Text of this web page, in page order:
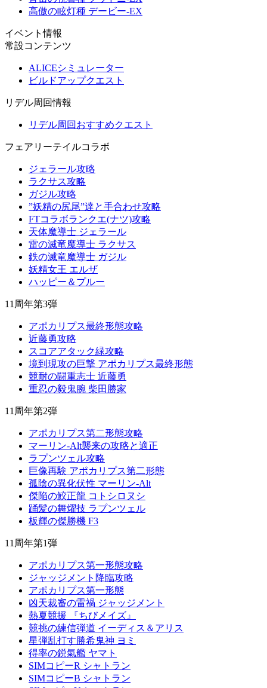
高傲の眩灯種 デービー-EX
イベント情報
常設コンテンツ
ALICEシミュレーター
ビルドアップクエスト
リデル周回情報
リデル周回おすすめクエスト
フェアリーテイルコラボ
ジェラール攻略
ラクサス攻略
ガジル攻略
”妖精の尻尾”達と手合わせ攻略
FTコラボランクエ(ナツ)攻略
天体魔導士 ジェラール
雷の滅竜魔導士 ラクサス
鉄の滅竜魔導士 ガジル
妖精女王 エルザ
ハッピー＆プルー
11周年第3弾
アポカリプス最終形態攻略
近藤勇攻略
スコアアタック緑攻略
境到現攻の巨撃 アポカリプス最終形態
競耐の闘重志士 近藤勇
重忍の毅鬼腕 柴田勝家
11周年第2弾
アポカリプス第二形態攻略
マーリン-Alt襲来の攻略と適正
ラプンツェル攻略
巨像再験 アポカリプス第二形態
孤陰の異化伏性 マーリン-Alt
傑陥の鮫正龍 コトシロヌシ
踊髪の舞燿技 ラプンツェル
板輝の傑勝機 F3
11周年第1弾
アポカリプス第一形態攻略
ジャッジメント降臨攻略
アポカリプス第一形態
凶天裁審の雷禍 ジャッジメント
熱夏競援 『ちびメイズ』
競挑の練信弾道 イーディス＆アリス
星弾乱打す勝希鬼神 ヨミ
得率の鋭氣艦 ヤマト
SIMコピーR シャトラン
SIMコピーB シャトラン